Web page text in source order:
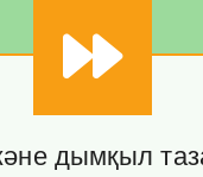
дымқыл